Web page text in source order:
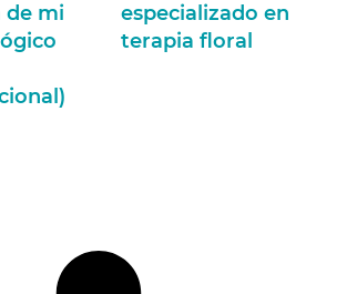
de mi
especializado en
terapia floral